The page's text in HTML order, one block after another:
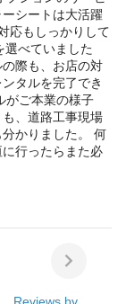
シートは大活躍
応もしっかりして
選べていました
際も、お店の対
タルを完了でき
がご本業の様子
、道路工事現場
かりました。 何
行ったらまた必